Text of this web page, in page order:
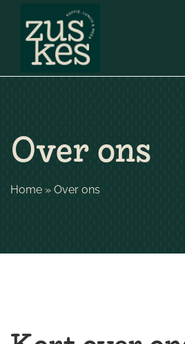
Over ons
Home » Over ons